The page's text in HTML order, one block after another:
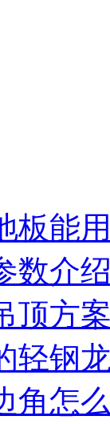
板能
数介
顶方
轻钢
角怎